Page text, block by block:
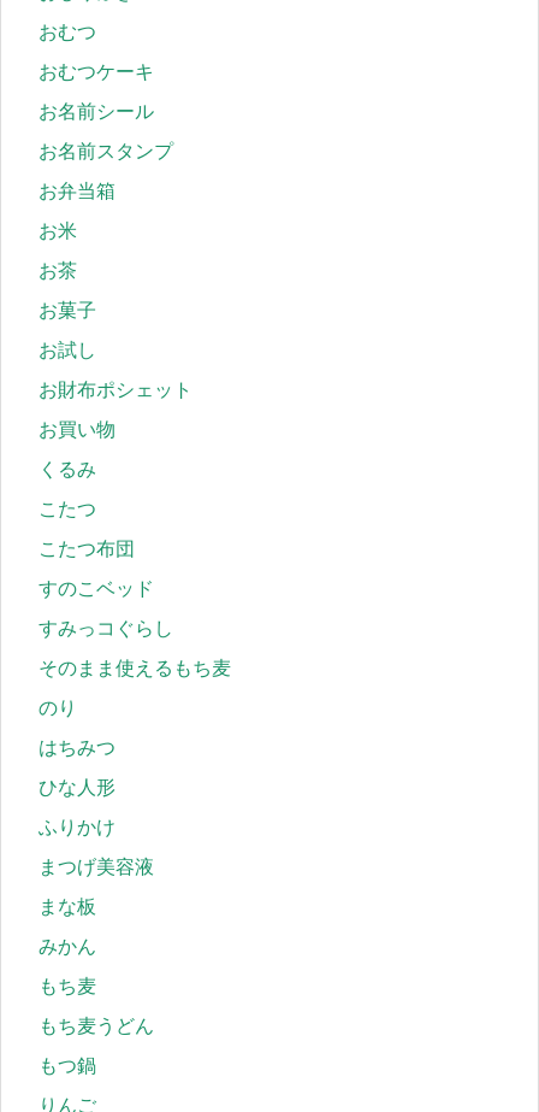
おむつ
おむつケーキ
お名前シール
お名前スタンプ
お弁当箱
お米
お茶
お菓子
お試し
お財布ポシェット
お買い物
くるみ
こたつ
こたつ布団
すのこベッド
すみっコぐらし
そのまま使えるもち麦
のり
はちみつ
ひな人形
ふりかけ
まつげ美容液
まな板
みかん
もち麦
もち麦うどん
もつ鍋
りんご